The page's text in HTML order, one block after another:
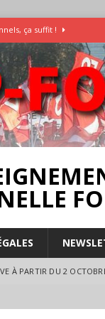
ça suffit !
les écoles AESH
– pour la Palestine
À PARTIR DU 2